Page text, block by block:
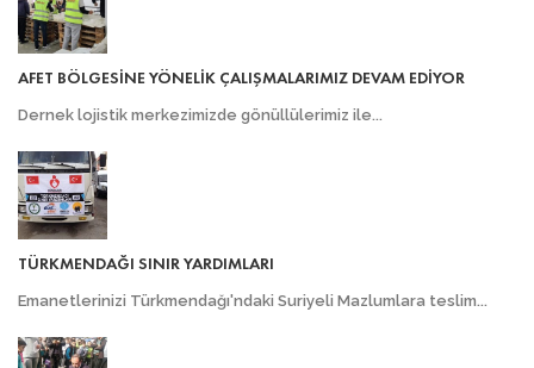
AFET BÖLGESİNE YÖNELİK ÇALIŞMALARIMIZ DEVAM EDİYOR
Dernek lojistik merkezimizde gönüllülerimiz ile...
TÜRKMENDAĞI SINIR YARDIMLARI
Emanetlerinizi Türkmendağı'ndaki Suriyeli Mazlumlara teslim...